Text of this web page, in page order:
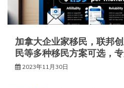
加拿大企业家移民，联邦
民等多种移民方案可选，
2023年11月30日